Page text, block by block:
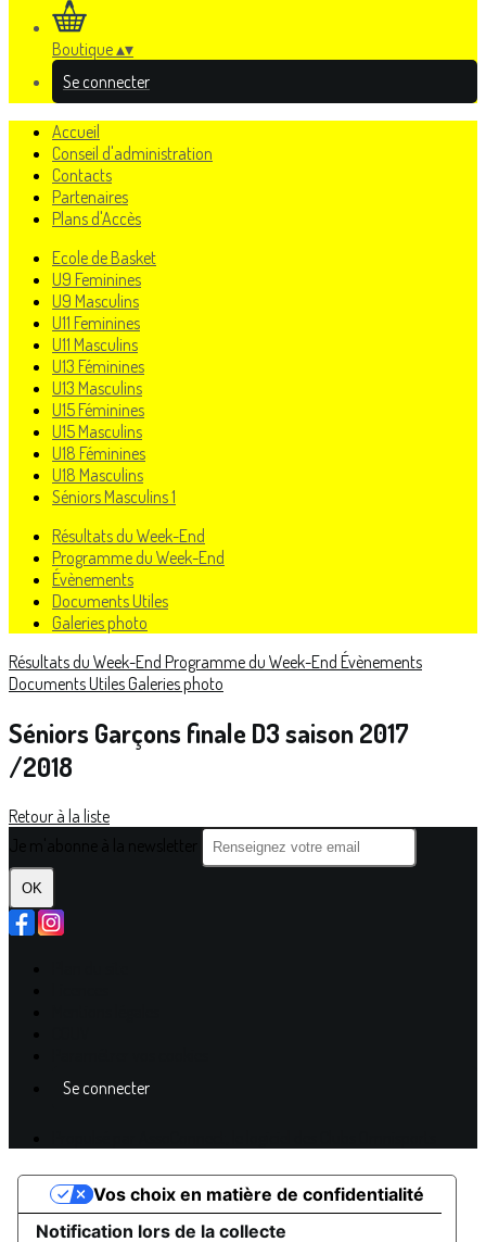
Boutique▴▾
Se connecter
Accueil
Conseil d'administration
Contacts
Partenaires
Plans d'Accès
Ecole de Basket
U9 Feminines
U9 Masculins
U11 Feminines
U11 Masculins
U13 Féminines
U13 Masculins
U15 Féminines
U15 Masculins
U18 Féminines
U18 Masculins
Séniors Masculins 1
Résultats du Week-End
Programme du Week-End
Évènements
Documents Utiles
Galeries photo
Résultats du Week-End Programme du Week-End Évènements
Documents UtilesGaleries photo
Séniors Garçons finale D3 saison 2017
/2018
Retour à la liste
OK
Se connecter
Notification lors de la collecte
Vos choix en matière de confidentialité